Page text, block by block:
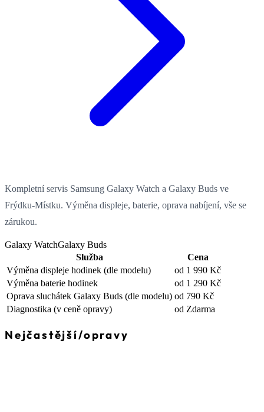
Kompletní servis Samsung Galaxy Watch a Galaxy Buds ve
Frýdku-Místku. Výměna displeje, baterie, oprava nabíjení, vše se
zárukou.
Galaxy WatchGalaxy Buds
Služba
Cena
Výměna displeje hodinek (dle modelu)
od 1 990 Kč
Výměna baterie hodinek
od 1 290 Kč
Oprava sluchátek Galaxy Buds (dle modelu) od 790 Kč
Diagnostika (v ceně opravy) od Zdarma
Nejčastější/opravy